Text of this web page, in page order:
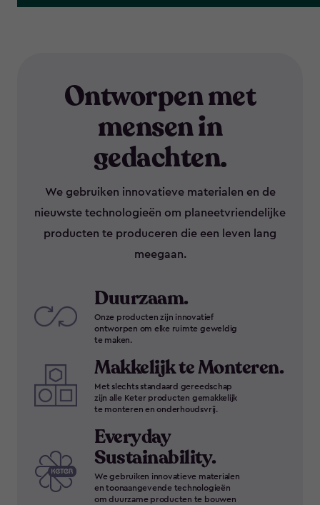
Ontworpen met
mensen in
gedachten.
We gebruiken innovatieve materialen en de
nieuwste technologieën om planeetvriendelijke
producten te produceren die een leven lang
meegaan.
Duurzaam.
Onze producten zijn innovatief
ontworpen om elke ruimte geweldig
te maken.
Makkelijk te Monteren.
Met slechts standaard gereedschap
zijn alle Keter producten gemakkelijk
te monteren en onderhoudsvrij.
Everyday
Sustainability.
We gebruiken innovatieve materialen
en toonaangevende technologieën
om duurzame producten te bouwen